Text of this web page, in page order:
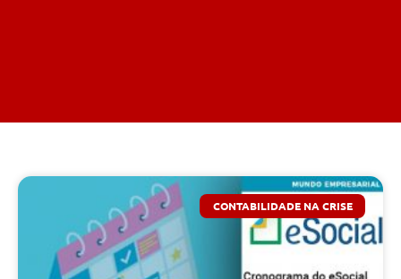
CONTABILIDADE NA CRISE